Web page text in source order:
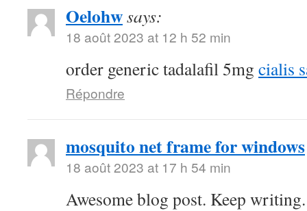
Oelohwsays:
18 août 2023 at 12 h 52 min
order generic tadalafil 5mg cialis
Répondre
mosquito net frame for windows
18 août 2023 at 17 h 54 min
Awesome blog post. Keep writing.